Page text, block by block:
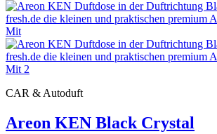
CAR & Autoduft
Areon KEN Black Crystal